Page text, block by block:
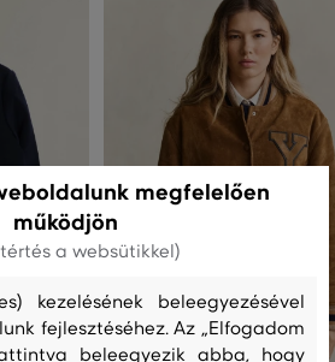
megfelelően
működjön
a websütikkel)
kezelésének beleegyezésével
fejlesztéséhez. Az „Elfogadom
beleegyezik abba, hogy